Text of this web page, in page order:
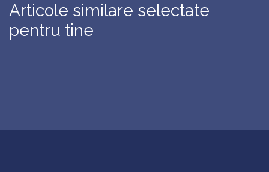
Articole similare selectate
pentru tine